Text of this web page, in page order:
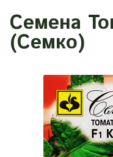
Семена
(Семко)